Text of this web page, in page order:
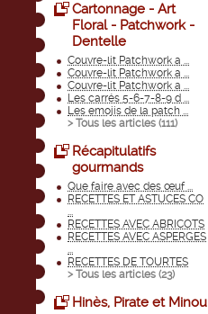
Cartonnage - Art
Floral - Patchwork -
Dentelle
Couvre-lit Patchwork a ...
Couvre-lit Patchwork a ...
Couvre-lit Patchwork a ...
Les carrés 5-6-7-8-9 d ...
Les emojis de la patch ...
> Tous les articles (111)
Récapitulatifs
gourmands
Que faire avec des œuf ...
RECETTES ET ASTUCES CO
...
RECETTES AVEC ABRICOTS
RECETTES AVEC ASPERGES
...
RECETTES DE TOURTES
> Tous les articles (23)
Hinès, Pirate et Minou